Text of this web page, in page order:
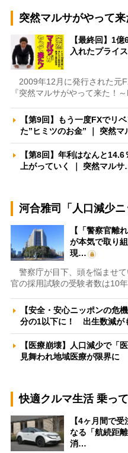
突然マルサがやって来
【最終回】1
入れたプライ
2009年12月に発行された元
『突然マルサがやって来た！
【第9回】もう一度FXでリ
た”ヒミツのお金” ｜ 突然
【第8回】年利はなんと
上がっていく ｜ 突然マル
河合雅司「人口減少ニ
【「警察官離
が本気で取り
現…
警察庁が目下、頭を悩ませ
官の採用試験の受験者数は10
【安全・安心ニッポンの危
分の1以下に！ 出生数減
【医療崩壊】人口減少で「
見舞われ地域医療が限界
快適クルマ生活 乗っ
【4ヶ月間で
なる「航続距
消…